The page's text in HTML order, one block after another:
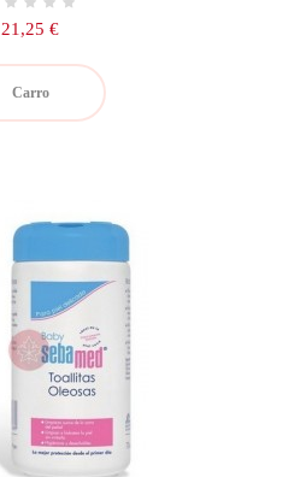
Precio
21,25 €
Carro